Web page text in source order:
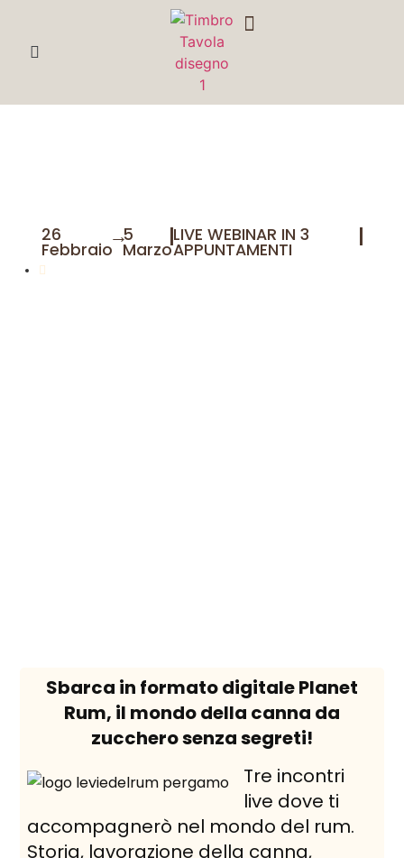
26
Febbraio
→5
Marzo
|LIVE WEBINAR IN 3
APPUNTAMENTI
|
Sbarca in formato digitale Planet
Rum, il mondo della canna da
zucchero senza segreti!
Tre incontri
live dove ti
accompagnerò nel mondo del rum.
Storia, lavorazione della canna,